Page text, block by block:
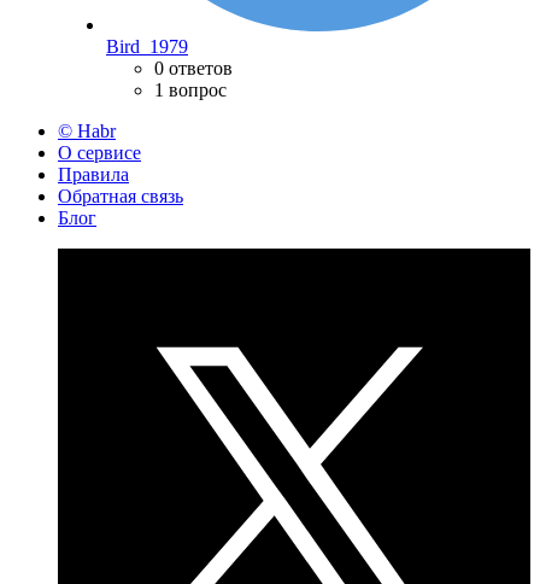
Bird_1979
0 ответов
1 вопрос
© Habr
О сервисе
Правила
Обратная связь
Блог